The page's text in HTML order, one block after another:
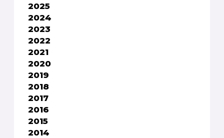
2025
2024
2023
2022
2021
2020
2019
2018
2017
2016
2015
2014